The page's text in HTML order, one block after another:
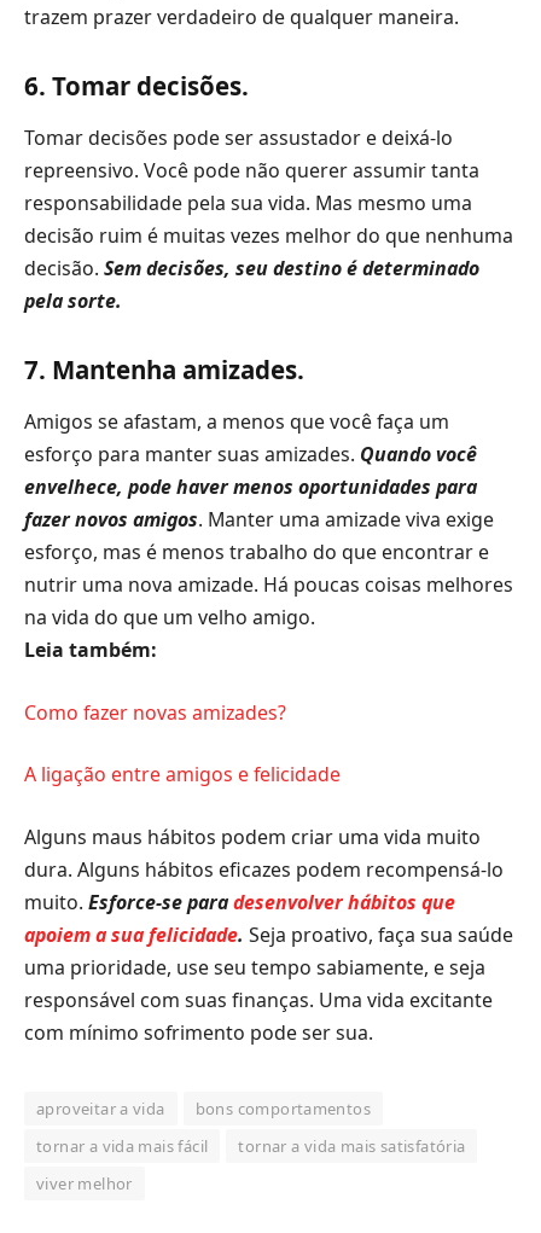
trazem prazer verdadeiro de qualquer maneira.
6. Tomar decisões.
Tomar decisões pode ser assustador e deixá-lo
repreensivo. Você pode não querer assumir tanta
responsabilidade pela sua vida. Mas mesmo uma
decisão ruim é muitas vezes melhor do que nenhuma
decisão. Sem decisões, seu destino é determinado
pela sorte.
7. Mantenha amizades.
Amigos se afastam, a menos que você faça um
esforço para manter suas amizades. Quando você
envelhece, pode haver menos oportunidades para
fazer novos amigos. Manter uma amizade viva exige
esforço, mas é menos trabalho do que encontrar e
nutrir uma nova amizade. Há poucas coisas melhores
na vida do que um velho amigo.
Leia também:
Como fazer novas amizades?
A ligação entre amigos e felicidade
Alguns maus hábitos podem criar uma vida muito
dura. Alguns hábitos eficazes podem recompensá-lo
muito. Esforce-se paradesenvolver hábitos que
apoiem a sua felicidade. Seja proativo, faça sua saúde
uma prioridade, use seu tempo sabiamente, e seja
responsável com suas finanças. Uma vida excitante
com mínimo sofrimento pode ser sua.
aproveitar a vida
bons comportamentos
tornar a vida mais fácil
tornar a vida mais satisfatória
viver melhor